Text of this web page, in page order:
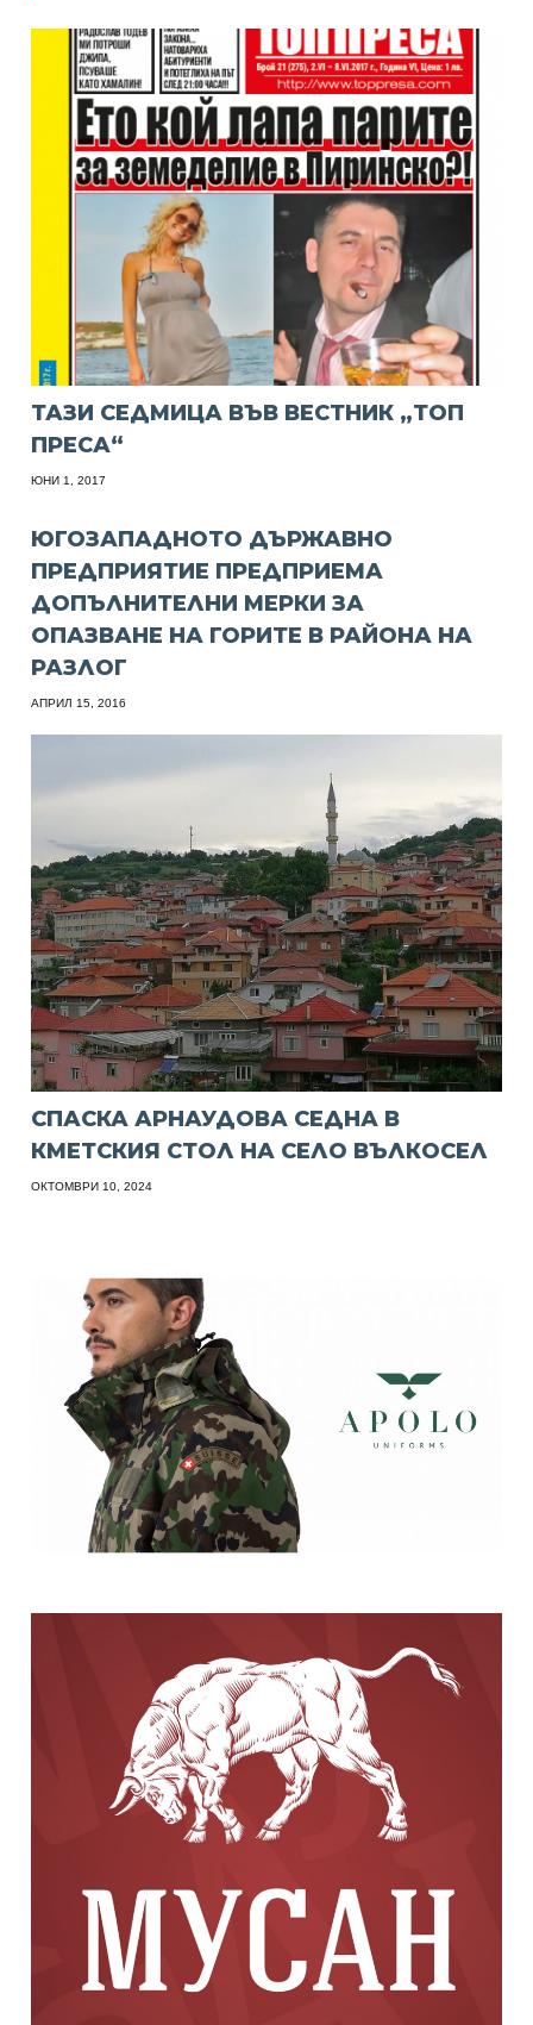
ТАЗИ СЕДМИЦА ВЪВ ВЕСТНИК „ТОП
ПРЕСА“
ЮНИ 1, 2017
ЮГОЗАПАДНОТО ДЪРЖАВНО
ПРЕДПРИЯТИЕ ПРЕДПРИЕМА
ДОПЪЛНИТЕЛНИ МЕРКИ ЗА
ОПАЗВАНЕ НА ГОРИТЕ В РАЙОНА НА
РАЗЛОГ
АПРИЛ 15, 2016
СПАСКА АРНАУДОВА СЕДНА В
КМЕТСКИЯ СТОЛ НА СЕЛО ВЪЛКОСЕЛ
ОКТОМВРИ 10, 2024